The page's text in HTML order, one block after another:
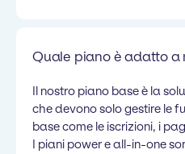
Quale piano è adatto a
Il nostro piano base è la
che devono solo gestire le
base come le iscrizioni, i
I piani power e all-in-one